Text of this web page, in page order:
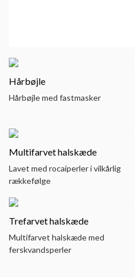
Hårbøjle
Hårbøjle med fastmasker
Multifarvet halskæde
Lavet med rocaiperler i vilkårlig
rækkefølge
Trefarvet halskæde
Multifarvet halskæde med
ferskvandsperler